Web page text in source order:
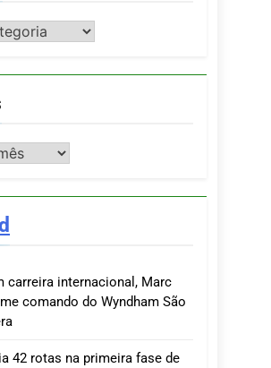
carreira internacional, Marc
comando do Wyndham São
42 rotas na primeira fase de